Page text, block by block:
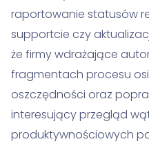
raportowanie statusów
supportcie czy
że firmy wdrażające
fragmentach procesu
oszczędności oraz
interesujący przegląd
produktywnościowych